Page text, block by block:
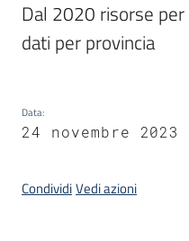
Dal 2020 risorse
dati per provincia
Data:
24 novembre 2023
CondividiVedi azioni